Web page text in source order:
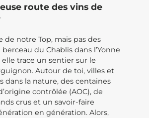
route des vins de
de notre Top, mais pas des
du Chablis dans l’Yonne
elle trace un sentier sur le
Autour de toi, villes et
dans la nature, des centaines
contrôlée (AOC), de
crus et un savoir-faire
en génération. Alors,